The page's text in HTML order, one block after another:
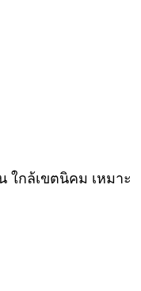
ใกล้เขตนิคม เหมาะ